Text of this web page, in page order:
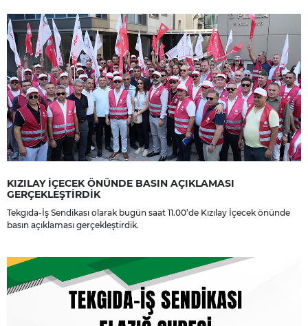
KIZILAY İÇECEK ÖNÜNDE BASIN AÇIKLAMASI
GERÇEKLEŞTİRDİK
Tekgıda-İş Sendikası olarak bugün saat 11.00’de Kızılay İçecek önünde
basın açıklaması gerçekleştirdik.